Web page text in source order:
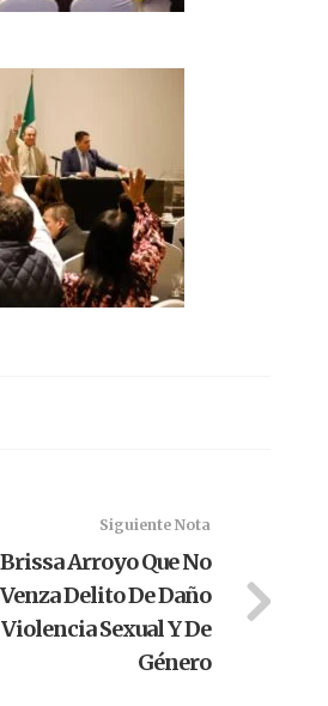
Siguiente Nota
Arroyo Que No
Delito De Daño
Sexual Y De
Género